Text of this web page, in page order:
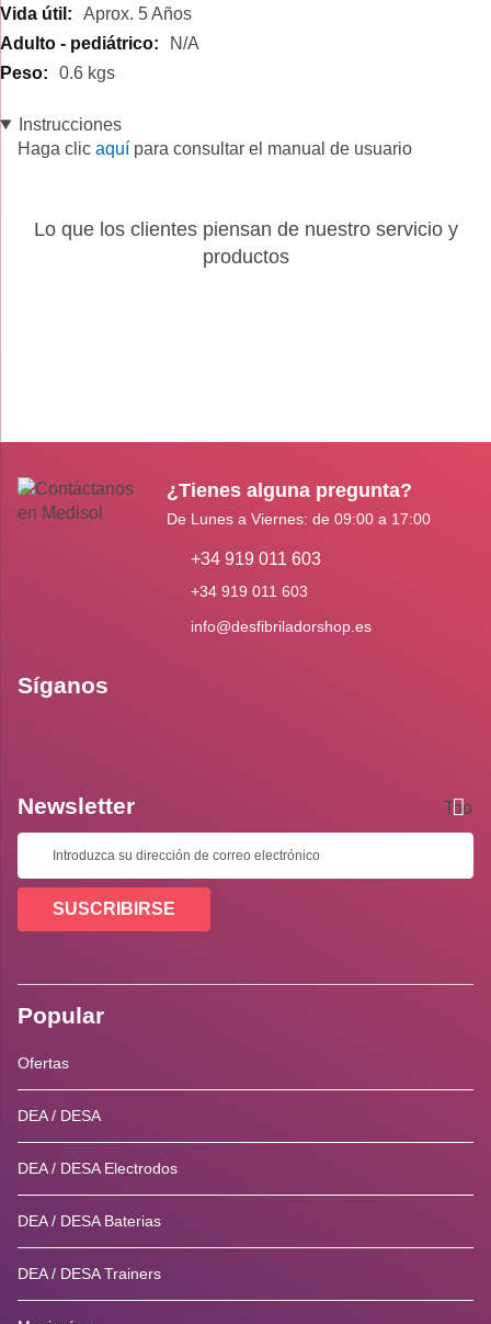
Aprox. 5 Años
N/A
0.6 kgs
Instrucciones
Haga clic aquí para consultar el manual de usuario
Lo que los clientes piensan de nuestro servicio y
productos
¿Tienes alguna pregunta?
De Lunes a Viernes: de 09:00 a 17:00
+34 919 011 603
+34 919 011 603
info@desfibriladorshop.es
Síganos
Newsletter
SUSCRIBIRSE
Popular
Ofertas
DEA / DESA
DEA / DESA Electrodos
DEA / DESA Baterias
DEA / DESA Trainers